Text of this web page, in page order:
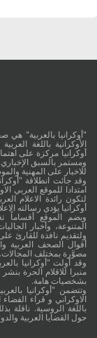
"أوكرانيا بالعربية" هي
الأوكرانية باللغة
أوكرانيا مركزة على
ومستمر بالسبق
للاخبار على المهنية
لتكون رائدة الاعلام
أوكرانيا يؤدي رسالته
ويضم الموقع أقساماً
المتنوعة، وأخبار
ولتقديم نافذة للقارئ
أقوال الصحف العربية
مصوَّرة بمختلف المجالات.
وقد أولت "أوكرانيا
منبرا للاقلام الحرة
بشخصيات هامة.
وتتضمن "أوكرانيا
الاوكراني و قراء
باللغة الروسية. ناقلة
حول القضايا العربية